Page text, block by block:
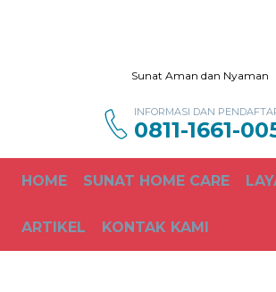
Sunat Aman dan Nyaman
INFORMASI DAN
0811-1661-
HOME SUNAT HOME CARE
ARTIKEL KONTAK KAMI